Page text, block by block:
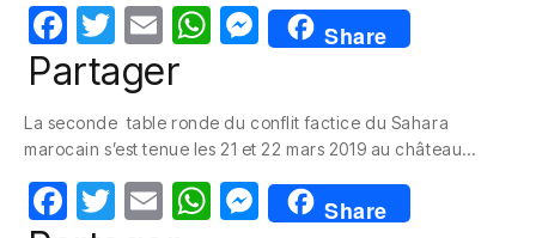
F
a
e
b
o
T
w
itt
er
E
m
W
s
A
p
M
e
e
n
g
Share
Partager
La seconde table ronde du conflit factice du Sahara
marocain s’est tenue les 21 et 22 mars 2019 au château…
F
T
E
W M
Share